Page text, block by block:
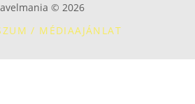
© 2026
/ MÉDIAAJÁNLAT